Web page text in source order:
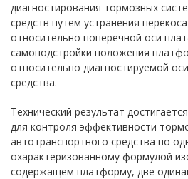
диагностирования тормозных
средств путем устранения
относительно поперечной оси
самоподстройки положения
относительно диагностируемой
средства.
Технический результат
для контроля эффективности
автотранспортного средства по
охарактеризованному формулой
содержащем платформу, две